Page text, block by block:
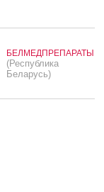
БЕЛМЕДПРЕПАРАТЫ
(Республика
Беларусь)